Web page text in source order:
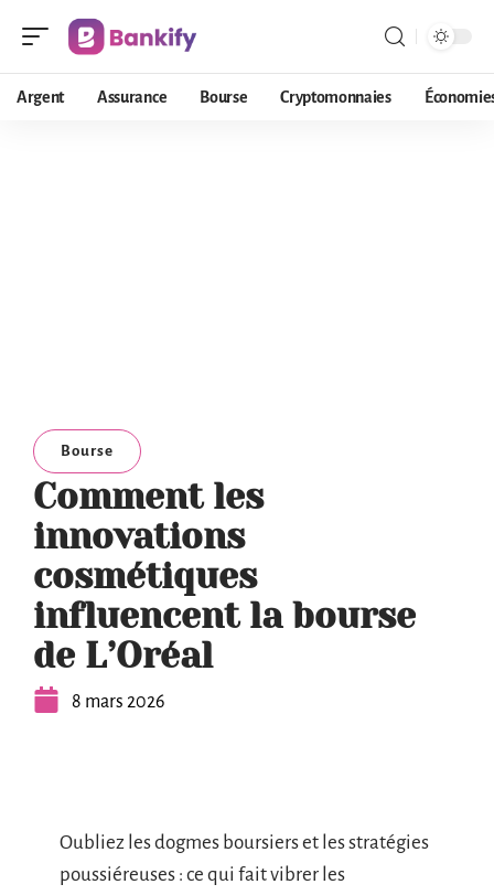
Argent Assurance Bourse Cryptomonnaies
Bourse
Comment les
innovations
cosmétiques
influencent la bourse
de L’Oréal
8 mars 2026
Oubliez les dogmes boursiers et les stratégies
poussiéreuses : ce qui fait vibrer les